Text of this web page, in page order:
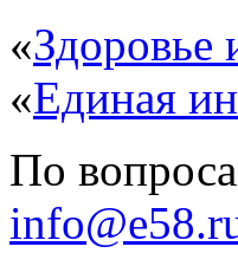
«Здоровье
«Единая
По